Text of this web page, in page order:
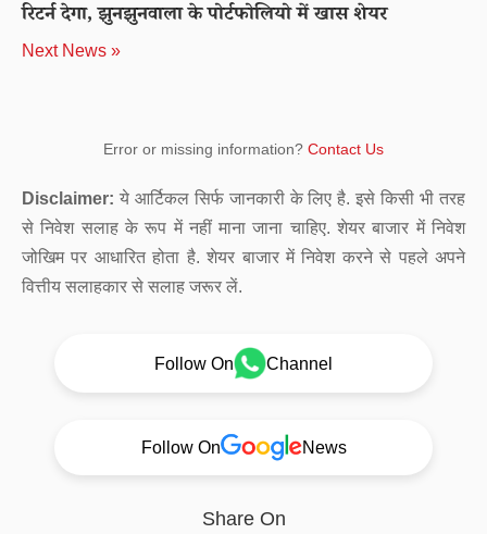
रिटर्न देगा, झुनझुनवाला के पोर्टफोलियो में खास शेयर
Next News »
Error or missing information? Contact Us
Disclaimer: ये आर्टिकल सिर्फ जानकारी के लिए है. इसे किसी भी तरह
से निवेश सलाह के रूप में नहीं माना जाना चाहिए. शेयर बाजार में निवेश
जोखिम पर आधारित होता है. शेयर बाजार में निवेश करने से पहले अपने
वित्तीय सलाहकार से सलाह जरूर लें.
Follow On Channel
Follow On News
Share On